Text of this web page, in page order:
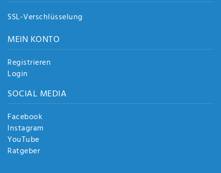
SSL-Verschlüsselung
MEIN KONTO
Registrieren
Login
SOCIAL MEDIA
Facebook
Instagram
YouTube
Ratgeber